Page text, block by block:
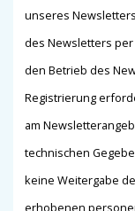
unseres
des Newsletters
den Betrieb des
Registrierung
am
technischen
keine Weitergabe
erhobenen